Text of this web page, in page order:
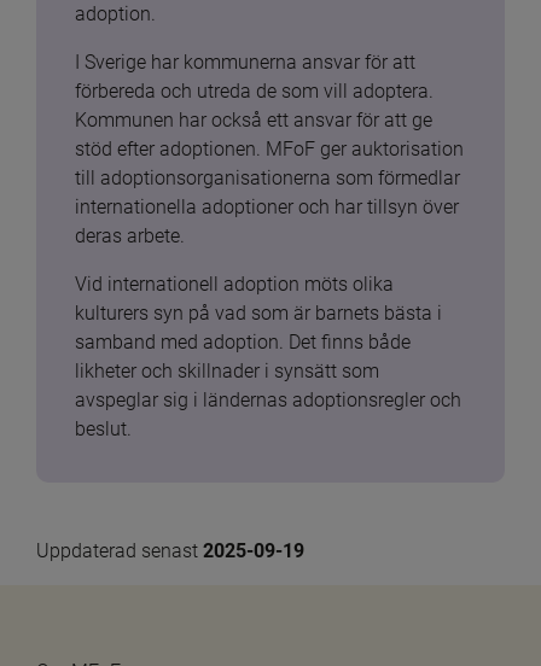
adoption.
I Sverige har kommunerna ansvar för att
förbereda och utreda de som vill adoptera.
Kommunen har också ett ansvar för att ge
stöd efter adoptionen. MFoF ger auktorisation
till adoptionsorganisationerna som förmedlar
internationella adoptioner och har tillsyn över
deras arbete.
Vid internationell adoption möts olika
kulturers syn på vad som är barnets bästa i
samband med adoption. Det finns både
likheter och skillnader i synsätt som
avspeglar sig i ländernas adoptionsregler och
beslut.
Uppdaterad senast 2025-09-19